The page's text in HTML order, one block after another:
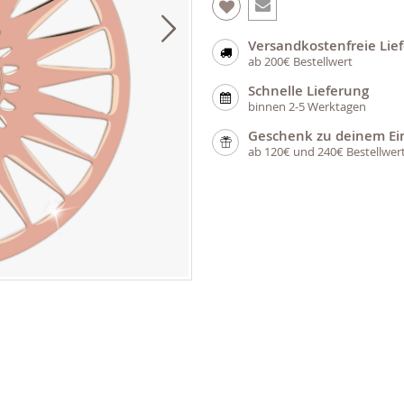
Versandkostenfreie
ab 200€ Bestellwert
Schnelle Lieferung
binnen 2-5 Werktagen
Geschenk zu deinem
ab 120€ und 240€